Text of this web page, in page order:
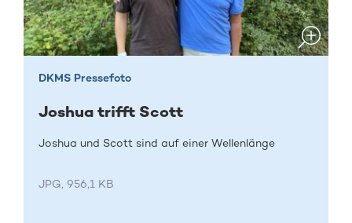
DKMS Pressefoto
Joshua trifft Scott
Joshua und Scott sind auf einer Wellenlänge
JPG, 956,1 KB